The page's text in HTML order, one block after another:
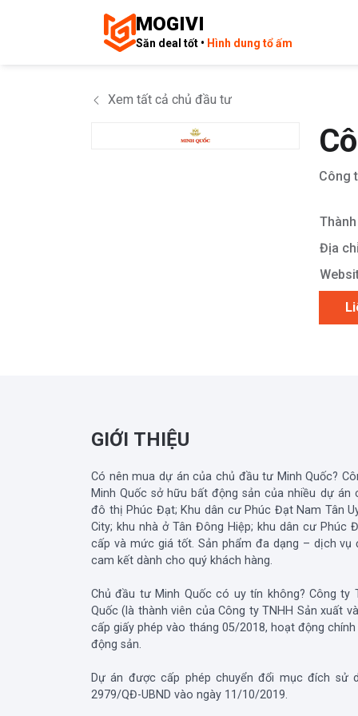
MOGIVI
Săn deal tốt • Hình dung tổ ấm
Xem tất cả chủ đầu tư
Công
Địa
GIỚI THIỆU
Có nên mua dự án của chủ đầu tư Minh Quốc?
Minh Quốc sở hữu bất động sản của nhiều dự
đô thị Phúc Đạt; Khu dân cư Phúc Đạt Nam Tân
City; khu nhà ở Tân Đông Hiệp; khu dân cư Phúc
cấp và mức giá tốt. Sản phẩm đa dạng – dịch
cam kết dành cho quý khách hàng.
Chủ đầu tư Minh Quốc có uy tín không? Công ty
Quốc (là thành viên của Công ty TNHH Sản xuất
cấp giấy phép vào tháng 05/2018, hoạt động
động sản.
Dự án được cấp phép chuyển đổi mục đích sử
2979/QĐ-UBND vào ngày 11/10/2019.